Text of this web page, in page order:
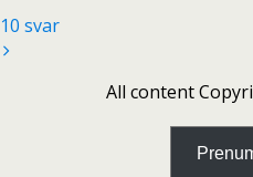
10 svar
All content